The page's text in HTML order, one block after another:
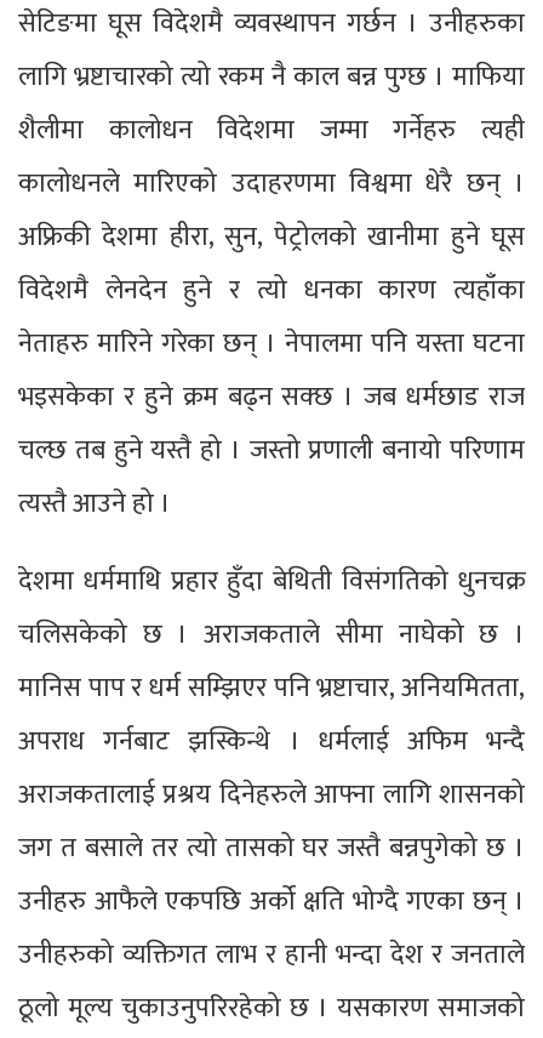
सेटिङमा घूस विदेशमै व्यवस्थापन गर्छन । उनीहरुका
लागि भ्रष्टाचारको त्यो रकम नै काल बन्न पुग्छ । माफिया
शैलीमा कालोधन विदेशमा जम्मा गर्नेहरु त्यही
कालोधनले मारिएको उदाहरणमा विश्वमा धेरै छन् ।
अफ्रिकी देशमा हीरा, सुन, पेट्रोलको खानीमा हुने घूस
विदेशमै लेनदेन हुने र त्यो धनका कारण त्यहाँका
नेताहरु मारिने गरेका छन् । नेपालमा पनि यस्ता घटना
भइसकेका र हुने क्रम बढ्न सक्छ । जब धर्मछाड राज
चल्छ तब हुने यस्तै हो । जस्तो प्रणाली बनायो परिणाम
त्यस्तै आउने हो ।
देशमा धर्ममाथि प्रहार हुँदा बेथिती विसंगतिको धुनचक्र
चलिसकेको छ । अराजकताले सीमा नाघेको छ ।
मानिस पाप र धर्म सम्झिएर पनि भ्रष्टाचार, अनियमितता,
अपराध गर्नबाट झस्किन्थे । धर्मलाई अफिम भन्दै
अराजकतालाई प्रश्रय दिनेहरुले आफ्ना लागि शासनको
जग त बसाले तर त्यो तासको घर जस्तै बन्नपुगेको छ ।
उनीहरु आफैले एकपछि अर्को क्षति भोग्दै गएका छन् ।
उनीहरुको व्यक्तिगत लाभ र हानी भन्दा देश र जनताले
ठूलो मूल्य चुकाउनुपरिरहेको छ । यसकारण समाजको